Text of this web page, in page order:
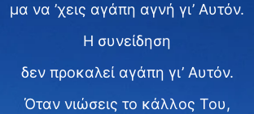
μα να ’χεις αγάπη αγνή γι’ Αυτόν.
Η συνείδηση
δεν προκαλεί αγάπη γι’ Αυτόν.
Όταν νιώσεις το κάλλος Του,